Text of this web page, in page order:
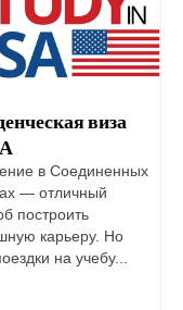
виза
в Соединенных
— отличный
построить
карьеру. Но
на учебу...